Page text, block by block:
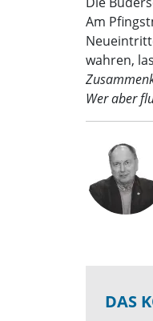
Am
wahren,
Wer aber
DAS